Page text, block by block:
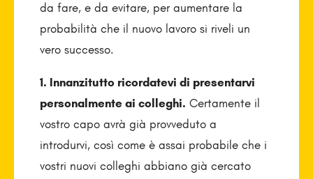
da fare, e da evitare, per aumentare la
probabilità che il nuovo lavoro si riveli un
vero successo.
1. Innanzitutto ricordatevi di presentarvi
personalmente ai colleghi. Certamente il
vostro capo avrà già provveduto a
introdurvi, così come è assai probabile che i
vostri nuovi colleghi abbiano già cercato